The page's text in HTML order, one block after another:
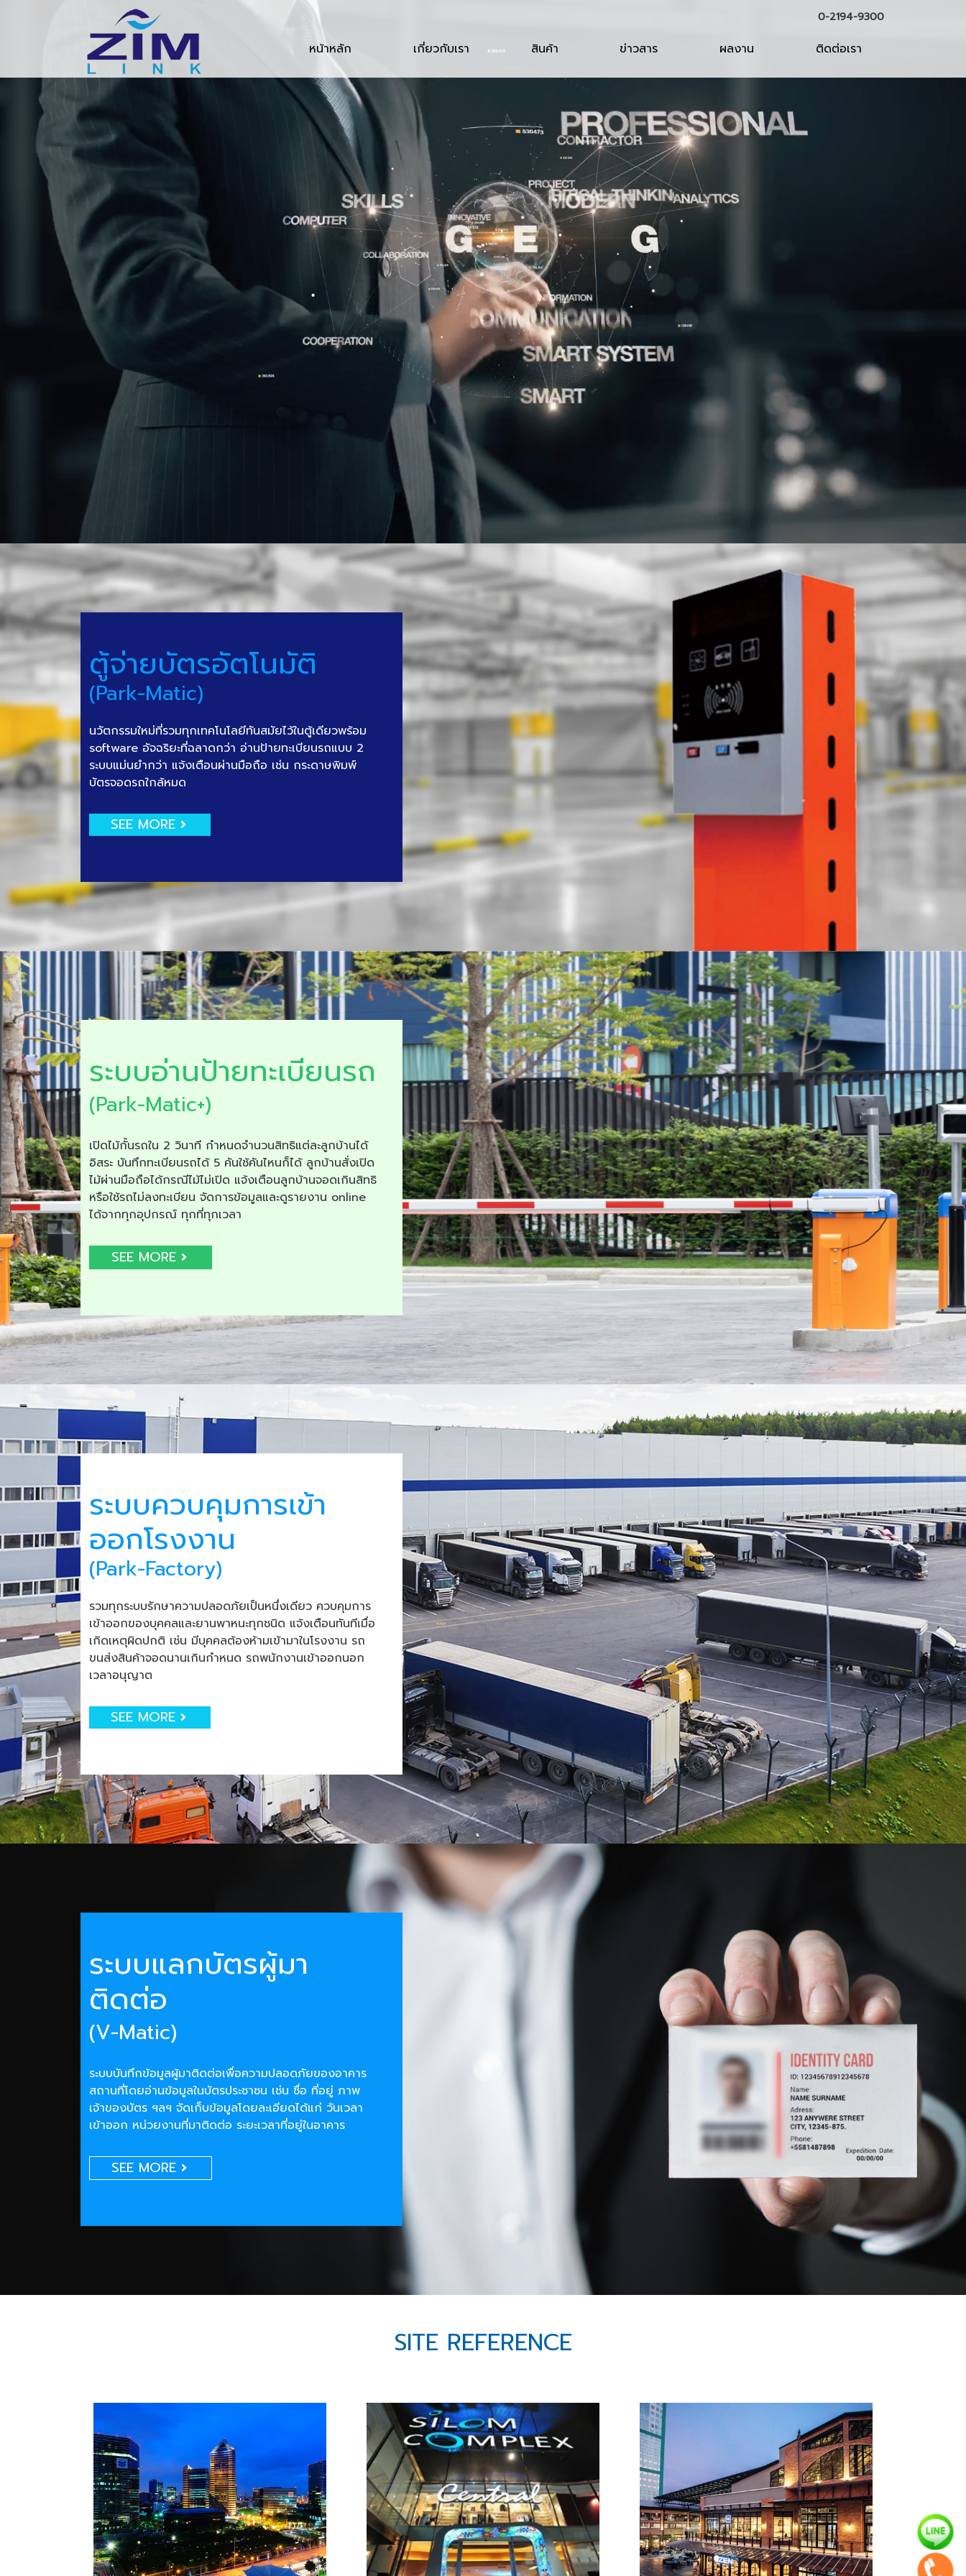
0-2194-9300
หน้าหลัก เกี่ยวกับเรา สินค้า ข่าวสาร ผลงาน ติดต่อเรา
ตู้จ่ายบัตรอัตโนมัติ
(Park-Matic)
นวัตกรรมใหม่ที่รวมทุกเทคโนโลยีทันสมัยไว้ในตู้เดียวพร้อม
software อัจฉริยะที่ฉลาดกว่า อ่านป้ายทะเบียนรถแบบ 2
ระบบแม่นยำกว่า แจ้งเตือนผ่านมือถือ เช่น กระดาษพิมพ์
บัตรจอดรถใกล้หมด
SEE MORE
ระบบอ่านป้ายทะเบียนรถ
(Park-Matic+)
เปิดไม้กั้นรถใน 2 วินาที กำหนดจำนวนสิทธิแต่ละลูกบ้านได้
อิสระ บันทึกทะเบียนรถได้ 5 คันใช้คันไหนก็ได้ ลูกบ้านสั่งเปิด
ไม้ผ่านมือถือได้กรณีไม้ไม่เปิด แจ้งเตือนลูกบ้านจอดเกินสิทธิ
หรือใช้รถไม่ลงทะเบียน จัดการข้อมูลและดูรายงาน online
ได้จากทุกอุปกรณ์ ทุกที่ทุกเวลา
SEE MORE
ระบบควบคุมการเข้า
ออกโรงงาน
(Park-Factory)
รวมทุกระบบรักษาความปลอดภัยเป็นหนึ่งเดียว ควบคุมการ
เข้าออกของบุคคลและยานพาหนะทุกชนิด แจ้งเตือนทันทีเมื่อ
เกิดเหตุผิดปกติ เช่น มีบุคคลต้องห้ามเข้ามาในโรงงาน รถ
ขนส่งสินค้าจอดนานเกินกำหนด รถพนักงานเข้าออกนอก
เวลาอนุญาต
SEE MORE
ระบบแลกบัตรผู้มา
ติดต่อ
(V-Matic)
ระบบบันทึกข้อมูลผู้มาติดต่อเพื่อความปลอดภัยของอาคาร
สถานที่โดยอ่านข้อมูลในบัตรประชาชน เช่น ชื่อ ที่อยู่ ภาพ
เจ้าของบัตร ฯลฯ จัดเก็บข้อมูลโดยละเอียดได้แก่ วันเวลา
เข้าออก หน่วยงานที่มาติดต่อ ระยะเวลาที่อยู่ในอาคาร
SEE MORE
SITE REFERENCE